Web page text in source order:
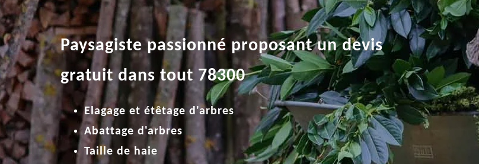
Paysagiste passionné proposant un devis
gratuit dans tout 78300
Elagage et étêtage d'arbres
Abattage d'arbres
Taille de haie